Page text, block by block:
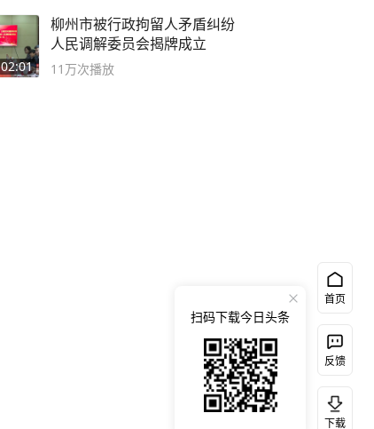
02:01
柳州市被行政拘留人矛盾纠纷
人民调解委员会揭牌成立
11万次播放
首页
反馈
下载
扫码下载今日头条